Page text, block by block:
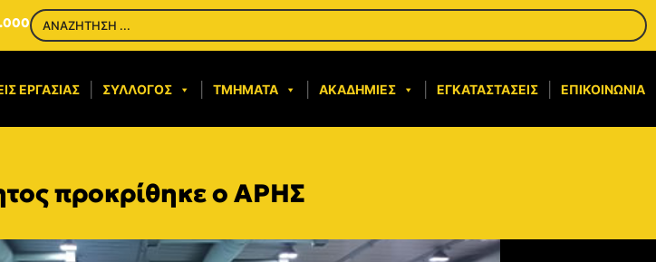
ΕΡΓΑΣΊΑΣ ΣΎΛΛΟΓΟΣ ΤΜΉΜΑΤΑ ΑΚΑΔΗΜΊΕΣ ΕΓΚΑΤΑΣΤΆΣΕΙΣ ΕΠΙΚΟΙΝΩΝΊΑ
προκρίθηκε ο ΑΡΗΣ